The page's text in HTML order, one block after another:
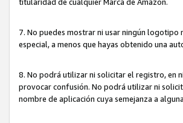
7. No puedes mostrar ni usar ningún
especial, a menos que hayas obtenido una
8. No podrá utilizar ni solicitar el registro, en
provocar confusión. No podrá utilizar ni
nombre de aplicación cuya semejanza a